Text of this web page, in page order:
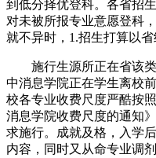
到低分择优登科。各省招
对未被所报专业意愿登科
就不异时，1.招生打算以
施行生源所正在省该类
中消息学院正在学生离校
校各专业收费尺度严酷按
消息学院收费尺度的通知
求施行。成就及格，入学
内容，同时又从命专业调